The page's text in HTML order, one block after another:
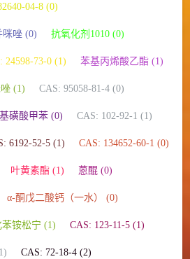
04-8 (0)
咪唑 (0) 抗氧化剂1010 (0)
24598-73-0 (1) 苯基丙烯酸乙酯 (1)
(1) CAS: 95058-81-4 (0)
磺酸甲苯 (0) CAS: 102-92-1 (1)
6192-52-5 (1) CAS: 134652-60-1 (0)
叶黄素酯 (1) 蒽醌 (0)
α-酮戊二酸钙（一水） (0)
苯铵松宁 (1) CAS: 123-11-5 (1)
CAS: 72-18-4 (2)